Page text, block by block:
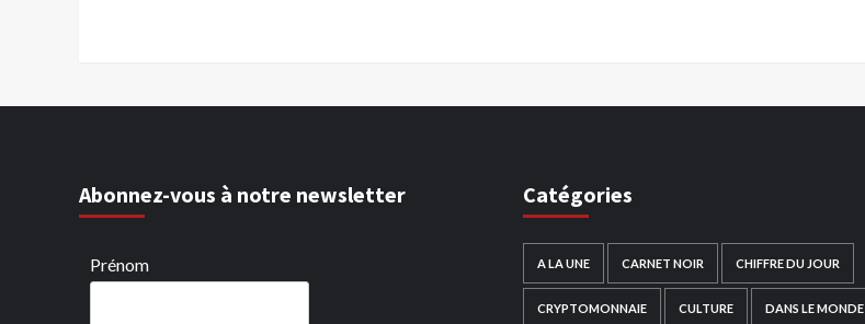
Abonnez-vous à notre newsletter
Prénom
Catégories
A LA UNE CARNET NOIR CHIFFRE DU JOUR
CRYPTOMONNAIE CULTURE DANS LE MONDE